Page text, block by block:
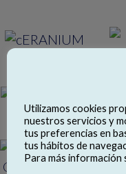
Utilizamos cookies
nuestros servicios y
tus preferencias en
tus hábitos de
Para más información